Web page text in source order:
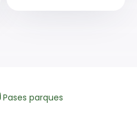
Pases parques